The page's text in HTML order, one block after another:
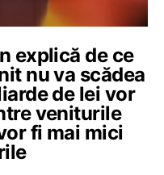
explică de ce
nu va scădea
de lei vor
veniturile
fi mai mici